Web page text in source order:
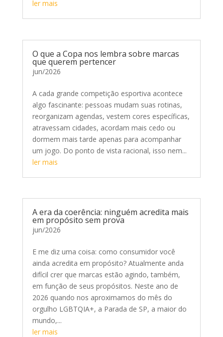
ler mais
O que a Copa nos lembra sobre marcas
que querem pertencer
jun/2026
A cada grande competição esportiva acontece
algo fascinante: pessoas mudam suas rotinas,
reorganizam agendas, vestem cores específicas,
atravessam cidades, acordam mais cedo ou
dormem mais tarde apenas para acompanhar
um jogo. Do ponto de vista racional, isso nem...
ler mais
A era da coerência: ninguém acredita mais
em propósito sem prova
jun/2026
E me diz uma coisa: como consumidor você
ainda acredita em propósito? Atualmente anda
difícil crer que marcas estão agindo, também,
em função de seus propósitos. Neste ano de
2026 quando nos aproximamos do mês do
orgulho LGBTQIA+, a Parada de SP, a maior do
mundo,...
ler mais